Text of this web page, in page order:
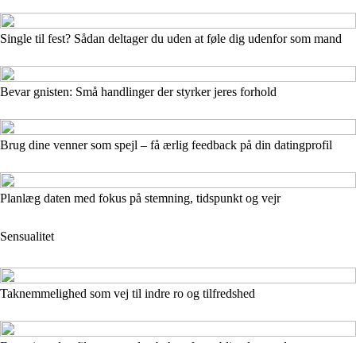
Single til fest? Sådan deltager du uden at føle dig udenfor som mand
Bevar gnisten: Små handlinger der styrker jeres forhold
Brug dine venner som spejl – få ærlig feedback på din datingprofil
Planlæg daten med fokus på stemning, tidspunkt og vejr
Sensualitet
Taknemmelighed som vej til indre ro og tilfredshed